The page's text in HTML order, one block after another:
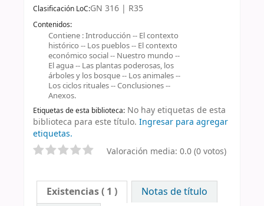
Clasificación LoC:GN 316 | R35
Contenidos:
Contiene : Introducción -- El contexto
histórico -- Los pueblos -- El contexto
económico social -- Nuestro mundo --
El agua -- Las plantas poderosas, los
árboles y los bosque -- Los animales --
Los ciclos rituales -- Conclusiones --
Anexos.
Etiquetas de esta biblioteca: No hay etiquetas de esta
biblioteca para este título. Ingresar para agregar
etiquetas.
Valoración media: 0.0 (0 votos)
Existencias( 1 )
Notas de título